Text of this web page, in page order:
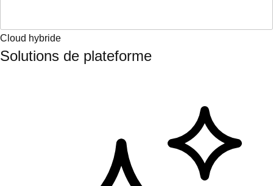
Cloud hybride
Solutions de plateforme